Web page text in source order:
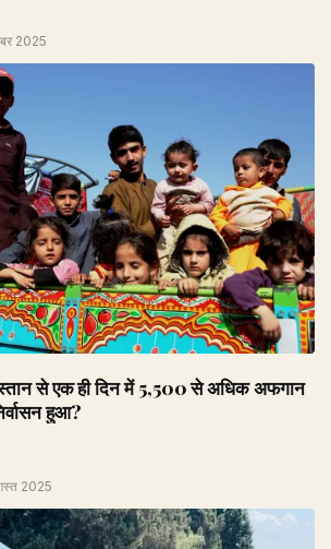
2025
से एक ही दिन में 5,500 से अधिक अफगान
हुआ?
2025